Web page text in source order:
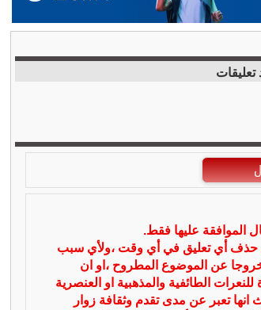
تعليقات
الموافقة عليها فقط.
حذف أي تعليق في أي وقت ،ولأي سبب
عن الموضوع المطروح ،او ان
الطائفية والمذهبية او العنصرية
انها تعبر عن مدى تقدم وثقافة زوار